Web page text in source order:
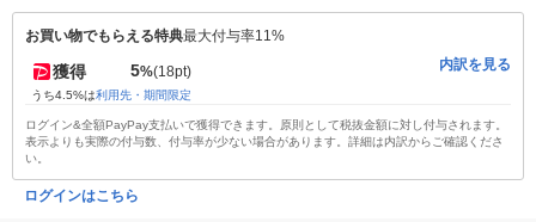
お買い物でもらえる特典最大付与率11%
獲得 5%(18pt)
うち4.5%は利用先・期間限定
内訳を見る
ログイン&全額PayPay支払いで獲得できます。原則として税抜金額に対し付与されます。
表示よりも実際の付与数、付与率が少ない場合があります。詳細は内訳からご確認くださ
い。
ログインはこちら